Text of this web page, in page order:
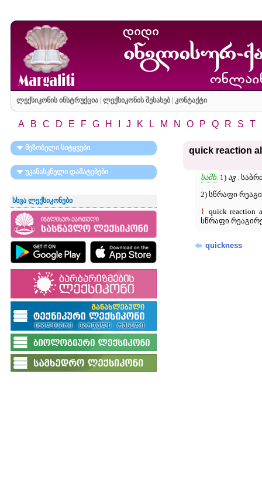
ლექსიკონის ინსტრუქცია| ლექსიკონის შესახებ| კონტაქტი
A B C D E F G H J K L M N O P Q R S T
მეზობელი სიტყვები
უკანასკნელი დამატებები
სხვა ლექსიკონები
quick reaction
სამხ. 1) ავ .
2) სწრაფი
⌇
quick reaction
სწრაფი
quickness